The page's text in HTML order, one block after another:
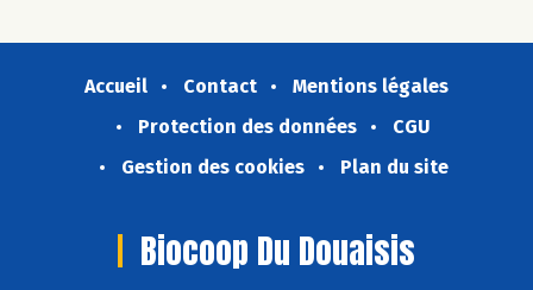
Accueil Contact
Mentions légales
Protection des données
CGU
Gestion des cookies
Plan du site
Biocoop Du Douaisis